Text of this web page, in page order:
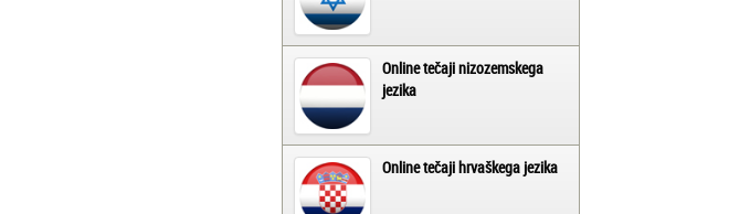
Online tečaji nizozemskega
jezika
Online tečaji hrvaškega jezika